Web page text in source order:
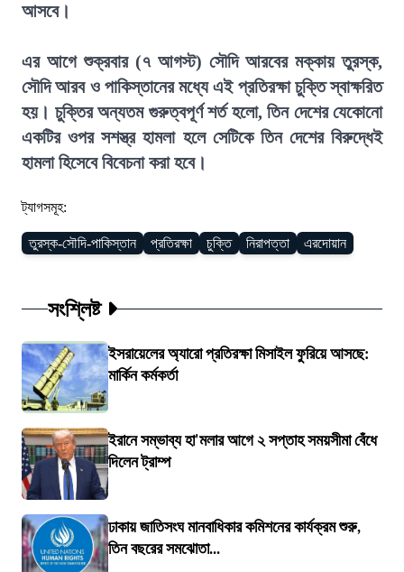
আসবে।
এর আগে শুক্রবার (৭ আগস্ট) সৌদি আরবের মক্কায় তুরস্ক,
সৌদি আরব ও পাকিস্তানের মধ্যে এই প্রতিরক্ষা চুক্তি স্বাক্ষরিত
হয়। চুক্তির অন্যতম গুরুত্বপূর্ণ শর্ত হলো, তিন দেশের যেকোনো
একটির ওপর সশস্ত্র হামলা হলে সেটিকে তিন দেশের বিরুদ্ধেই
হামলা হিসেবে বিবেচনা করা হবে।
ট্যাগসমূহ:
তুরস্ক-সৌদি-পাকিস্তান প্রতিরক্ষা চুক্তি নিরাপত্তা এরদোয়ান
সংশ্লিষ্ট
ইসরায়েলের অ্যারো প্রতিরক্ষা মিসাইল ফুরিয়ে আসছে:
মার্কিন কর্মকর্তা
ইরানে সম্ভাব্য হা'মলার আগে ২ সপ্তাহ সময়সীমা বেঁধে
দিলেন ট্রাম্প
ঢাকায় জাতিসংঘ মানবাধিকার কমিশনের কার্যক্রম শুরু,
তিন বছরের সমঝোতা...